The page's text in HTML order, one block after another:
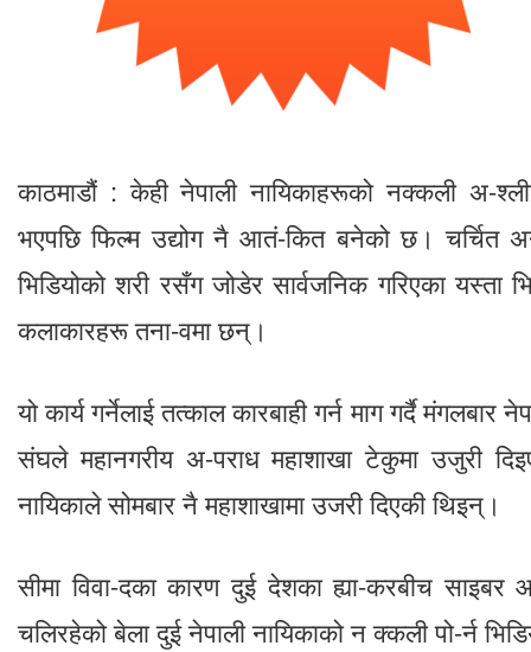
काठमाडौं : केही नेपाली नायिकाहरूको नक्कली अ-
भएपछि फिल्म उद्योग नै आतं-कित बनेको छ। चर्चित
भिडियोको शरी रसँग जोडेर सार्वजनिक गरिएका यस्ता
कलाकारहरू तना-वमा छन्।
यो कार्य गर्नेलाई तत्काल कारबाही गर्न माग गर्दै
संघले महानगरीय अ-पराध महाशाखा टेकुमा उजुरी
नायिकाले सोमबार नै महाशाखामा उजरी दिएकी थिइन्।
सीमा विवा-दका कारण दुई देशका ह्या-करबीच साइबर
चलिरहेको बेला दुई नेपाली नायिकाको न क्कली पो-र्न